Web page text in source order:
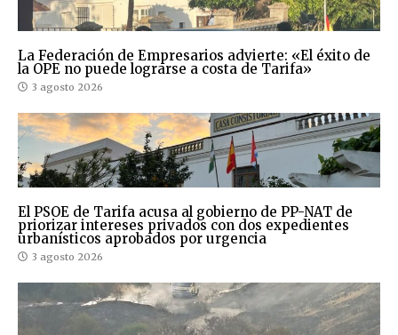
La Federación de Empresarios advierte: «El éxito de
la OPE no puede lograrse a costa de Tarifa»
3 agosto 2026
El PSOE de Tarifa acusa al gobierno de PP-NAT de
priorizar intereses privados con dos expedientes
urbanísticos aprobados por urgencia
3 agosto 2026